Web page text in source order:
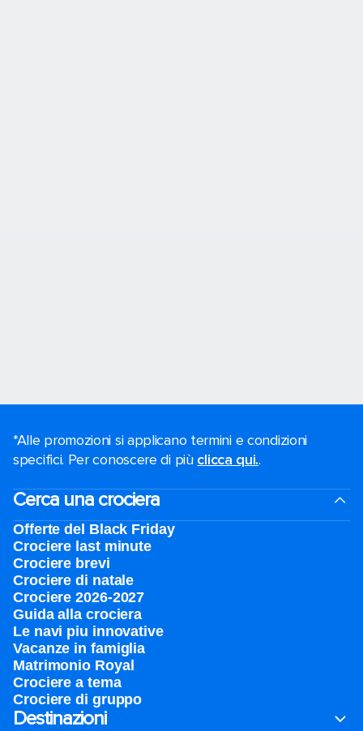
*Alle promozioni si applicano termini e condizioni
specifici. Per conoscere di più clicca qui..
Cerca una crociera
Offerte del Black Friday
Crociere last minute
Crociere brevi​
Crociere di natale​
Crociere 2026-2027
Guida alla crociera
Le navi piu innovative
Vacanze in famiglia
Matrimonio Royal
Crociere a tema
Crociere di gruppo
Destinazioni